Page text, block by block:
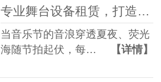
专业舞台设备租赁，打造沉浸式音乐节现场
当音乐节的音浪穿透夏夜、荧光
海随节拍起伏，每…
【详情】